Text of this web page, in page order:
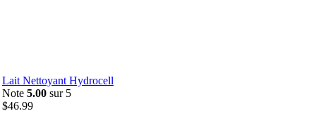
Lait Nettoyant Hydrocell
Note 5.00 sur 5
$46.99